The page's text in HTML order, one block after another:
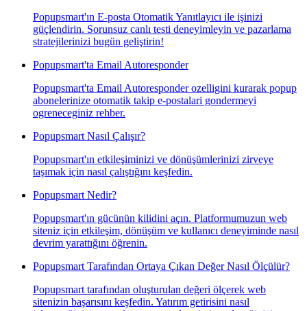
Popupsmart'ın E-posta Otomatik Yanıtlayıcı ile işinizi
güçlendirin. Sorunsuz canlı testi deneyimleyin ve pazarlama
stratejilerinizi bugün geliştirin!
Popupsmart'ta Email Autoresponder
Popupsmart'ta Email Autoresponder ozelligini kurarak popup
abonelerinize otomatik takip e-postalari gondermeyi
ogreneceginiz rehber.
Popupsmart Nasıl Çalışır?
Popupsmart'ın etkileşiminizi ve dönüşümlerinizi zirveye
taşımak için nasıl çalıştığını keşfedin.
Popupsmart Nedir?
Popupsmart'ın gücünün kilidini açın. Platformumuzun web
siteniz için etkileşim, dönüşüm ve kullanıcı deneyiminde nasıl
devrim yarattığını öğrenin.
Popupsmart Tarafından Ortaya Çıkan Değer Nasıl Ölçülür?
Popupsmart tarafından oluşturulan değeri ölçerek web
sitenizin başarısını keşfedin. Yatırım getirisini nasıl